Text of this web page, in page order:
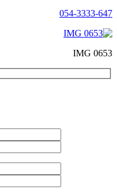
054-3333-647
IMG 0653